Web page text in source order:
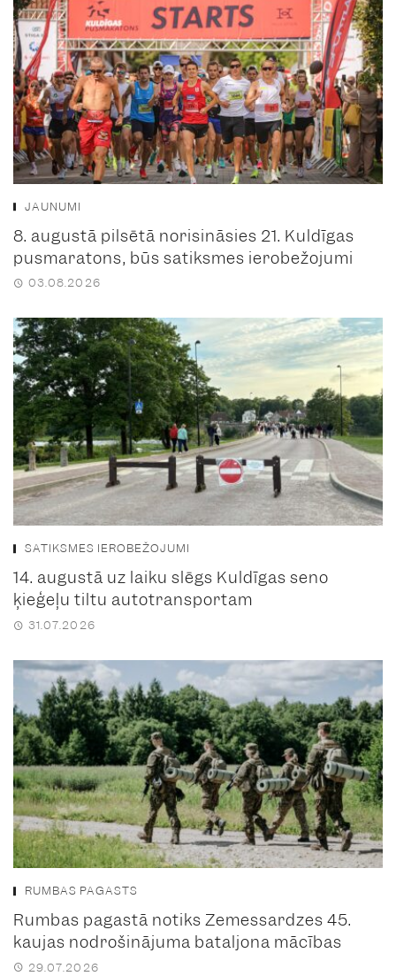
JAUNUMI
8. augustā pilsētā norisināsies 21. Kuldīgas
pusmaratons, būs satiksmes ierobežojumi
03.08.2026
SATIKSMES IEROBEŽOJUMI
14. augustā uz laiku slēgs Kuldīgas seno
ķieģeļu tiltu autotransportam
31.07.2026
RUMBAS PAGASTS
Rumbas pagastā notiks Zemessardzes 45.
kaujas nodrošinājuma bataljona mācības
29.07.2026